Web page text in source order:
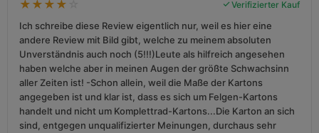
★ ★ ★ ★ Verifizierter Kauf
Ich schreibe diese Review eigentlich nur, weil es hier eine
andere Review mit Bild gibt, welche zu meinem absoluten
Unverständnis auch noch (5!!!)Leute als hilfreich angesehen
haben welche aber in meinen Augen der größte Schwachsinn
aller Zeiten ist! -Schon allein, weil die Maße der Kartons
angegeben ist und klar ist, dass es sich um Felgen-Kartons
handelt und nicht um Komplettrad-Kartons...Die Karton an sich
sind, entgegen unqualifizierter Meinungen, durchaus sehr